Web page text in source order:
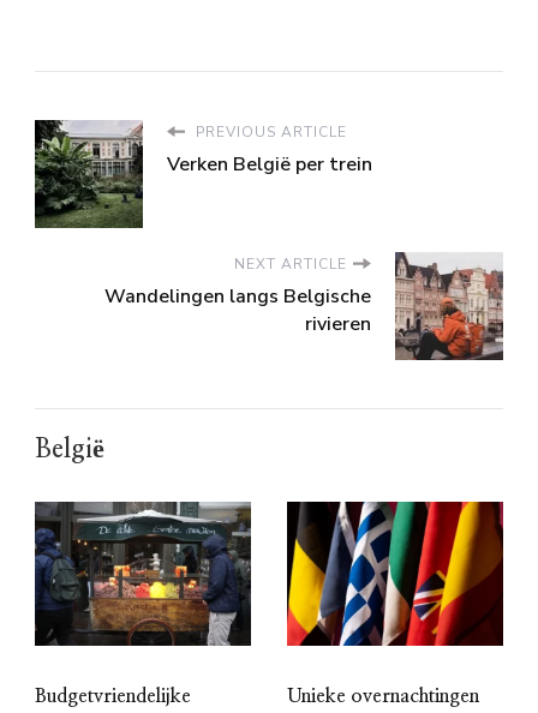
PREVIOUS ARTICLE
Verken België per trein
NEXT ARTICLE
Wandelingen langs Belgische
rivieren
België
Budgetvriendelijke
Unieke overnachtingen